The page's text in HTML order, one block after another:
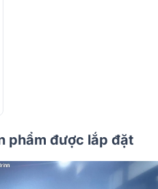
phẩm được lắp đặt